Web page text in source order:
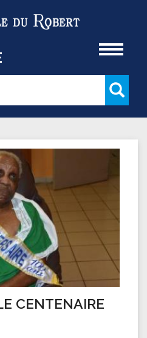
recherche
CENTENAIRE